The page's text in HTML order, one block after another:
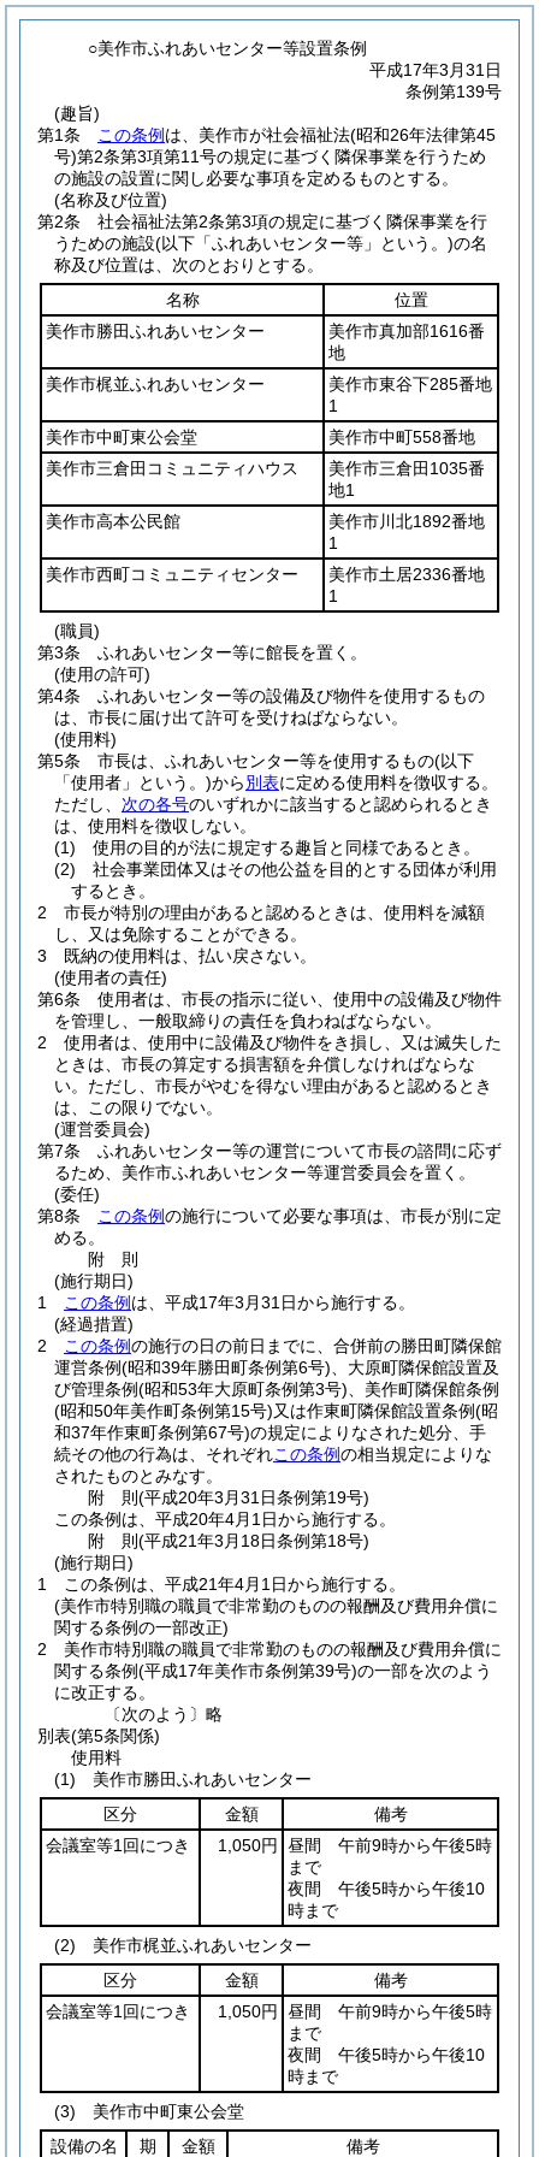
○美作市ふれあいセンター等設置条例
平成17年3月31日
条例第139号
(趣旨)
第1条
この条例 は、美作市が社会福祉法(昭和26年法律第45
号)第2条第3項第11号の規定に基づく隣保事業を行うため
の施設の設置に関し必要な事項を定めるものとする。
(名称及び位置)
第2条
社会福祉法第2条第3項の規定に基づく隣保事業を行
うための施設(以下「ふれあいセンター等」という。)の名
称及び位置は、次のとおりとする。
名称
位置
美作市勝田ふれあいセンター
美作市真加部1616番
地
美作市梶並ふれあいセンター
美作市東谷下285番地
1
美作市中町東公会堂
美作市中町558番地
美作市三倉田コミュニティハウス
美作市三倉田1035番
地1
美作市高本公民館
美作市川北1892番地
1
美作市西町コミュニティセンター
美作市土居2336番地
1
(職員)
第3条
ふれあいセンター等に館長を置く。
(使用の許可)
第4条
ふれあいセンター等の設備及び物件を使用するもの
は、市長に届け出て許可を受けねばならない。
(使用料)
第5条
市長は、ふれあいセンター等を使用するもの(以下
「使用者」という。)から別表に定める使用料を徴収する。
ただし、 次の各号のいずれかに該当すると認められるとき
は、使用料を徴収しない。
(1)
使用の目的が法に規定する趣旨と同様であるとき。
(2)
社会事業団体又はその他公益を目的とする団体が利用
するとき。
2
市長が特別の理由があると認めるときは、使用料を減額
し、又は免除することができる。
3
既納の使用料は、払い戻さない。
(使用者の責任)
第6条
使用者は、市長の指示に従い、使用中の設備及び物件
を管理し、一般取締りの責任を負わねばならない。
2
使用者は、使用中に設備及び物件をき損し、又は滅失した
ときは、市長の算定する損害額を弁償しなければならな
い。 ただし、市長がやむを得ない理由があると認めるとき
は、この限りでない。
(運営委員会)
第7条
ふれあいセンター等の運営について市長の諮問に応ず
るため、美作市ふれあいセンター等運営委員会を置く。
(委任)
第8条
この条例の施行について必要な事項は、市長が別に定
める。
附 則
(施行期日)
1
この条例 は、平成17年3月31日から施行する。
(経過措置)
2
この条例の施行の日の前日までに、合併前の勝田町隣保館
運営条例(昭和39年勝田町条例第6号) 、大原町隣保館設置及
び管理条例(昭和53年大原町条例第3号) 、美作町隣保館条例
(昭和50年美作町条例第15号)又は作東町隣保館設置条例(昭
和37年作東町条例第67号)の規定によりなされた処分、手
続その他の行為は、それぞれこの条例の相当規定によりな
されたものとみなす。
附 則(平成20年3月31日条例第19号)
この条例は、平成20年4月1日から施行する。
附 則(平成21年3月18日条例第18号)
(施行期日)
1
この条例は、平成21年4月1日から施行する。
(美作市特別職の職員で非常勤のものの報酬及び費用弁償に
関する条例の一部改正)
2
美作市特別職の職員で非常勤のものの報酬及び費用弁償に
関する条例(平成17年美作市条例第39号)の一部を次のよう
に改正する。
〔次のよう〕略
別表(第5条関係)
使用料
(1) 美作市勝田ふれあいセンター
区分
金額
備考
会議室等1回につき
1,050円
昼間 午前9時から午後5時
まで
夜間 午後5時から午後10
時まで
(2) 美作市梶並ふれあいセンター
区分
金額
備考
会議室等1回につき
1,050円
昼間 午前9時から午後5時
まで
夜間 午後5時から午後10
時まで
(3) 美作市中町東公会堂
設備の名
期 金額 備考